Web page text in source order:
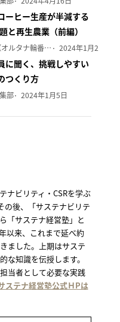
ーヒー生産が半減する
と再生農業（前編）
吉田 広子（オルタナ輪番編集長） 2024年1月29日
に聞く、挑戦しやすい
つくり方
部 2024年1月5日
ナビリティ・CSRを学ぶ
の後、「サステナビリテ
「サステナ経営塾」と
以来、これまで延べ約
ました。上期はサステ
な知識を伝授します。
当者として必要な実践
ステナ経営塾公式ＨPは